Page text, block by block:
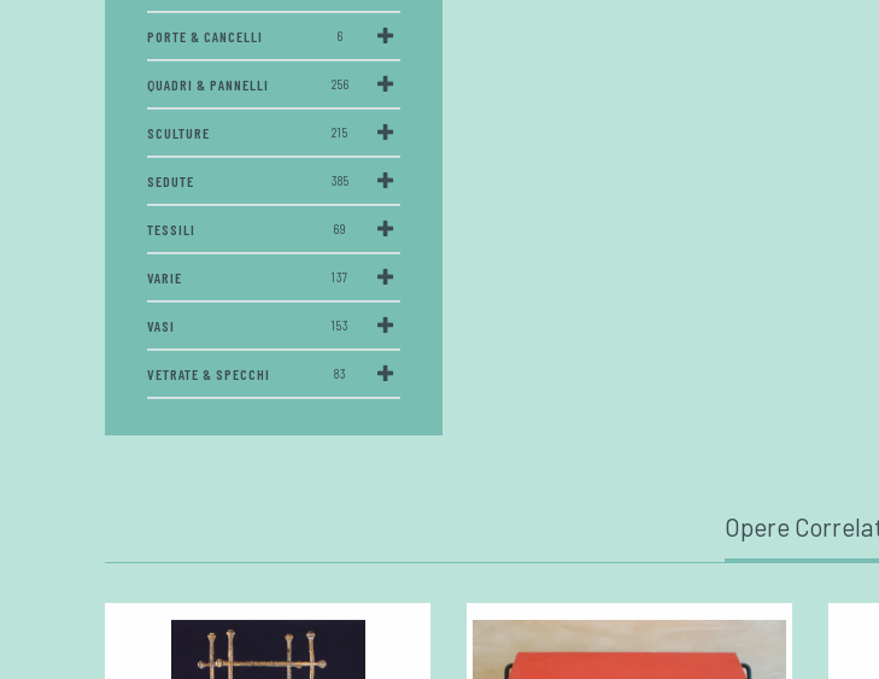
PORTE & CANCELLI 6
QUADRI & PANNELLI 256
SCULTURE 215
SEDUTE 385
TESSILI 69
VARIE 137
VASI 153
VETRATE & SPECCHI 83
Opere